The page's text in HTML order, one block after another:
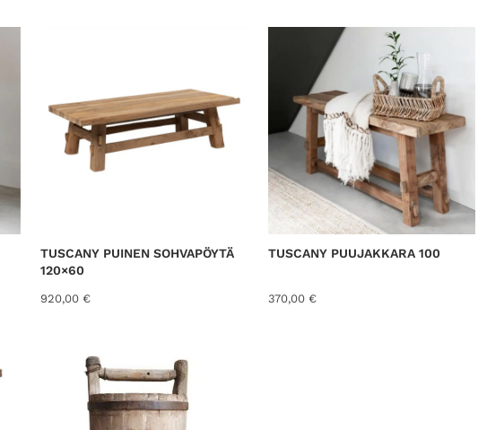
TUSCANY PUINEN SOHVAPÖYTÄ
120×60
920,00 €
TUSCANY PUUJAKKARA 100
370,00 €